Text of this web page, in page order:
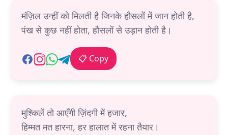
मंज़िल उन्हीं को मिलती है जिनके हौसलों में जान होती है,
पंख से कुछ नहीं होता, हौसलों से उड़ान होती है।
📋 Copy
मुश्किलें तो आएँगी ज़िंदगी में हजार,
हिम्मत मत हारना, हर हालात में रहना तैयार।